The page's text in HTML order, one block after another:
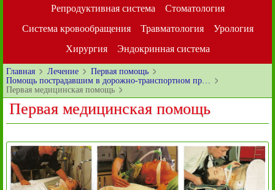
Репродуктивная система
Стоматология
Система кровообращения
Травматология
Урология
Хирургия
Эндокринная система
Главная Лечение
Первая помощь
Помощь пострадавшим в дорожно-транспортном пр…
Первая медицинская помощь
Первая медицинская помощь